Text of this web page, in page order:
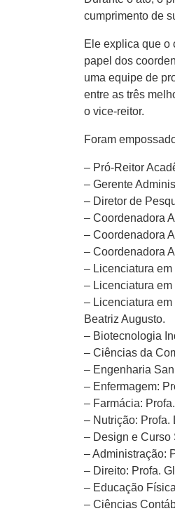
cumprimento de
Ele explica que o
papel dos
uma equipe de
entre as três
o vice-reitor.
Foram
– Pró-Reitor
– Gerente
– Diretor de
– Coordenadora
– Coordenadora
– Coordenadora
– Licenciatura
– Licenciatura
– Licenciatura
Beatriz Augusto.
– Biotecnologia
– Ciências da
– Engenharia
– Enfermagem:
– Farmácia:
– Nutrição:
– Design e Curso
– Administração:
– Direito: Profa.
– Educação
– Ciências